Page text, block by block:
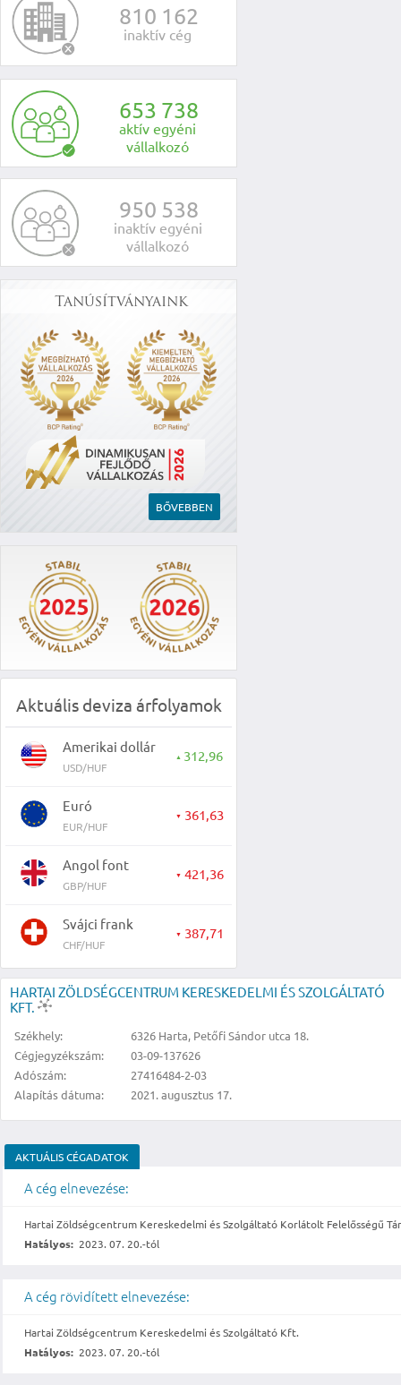
810 162
inaktív cég
653 738
aktív egyéni
vállalkozó
950 538
inaktív egyéni
vállalkozó
Tanúsítványaink
BŐVEBBEN
Aktuális deviza árfolyamok
Amerikai dollár
USD/HUF
▲ 312,96
Euró
EUR/HUF
▼ 361,63
Angol font
GBP/HUF
▼ 421,36
Svájci frank
CHF/HUF
▼ 387,71
HARTAI ZÖLDSÉGCENTRUM KERESKEDELMI ÉS SZOLGÁLTATÓ
KFT.
Székhely:
6326 Harta, Petőfi Sándor utca 18.
Cégjegyzékszám:
03-09-137626
Adószám:
27416484-2-03
Alapítás dátuma:
2021. augusztus 17.
AKTUÁLIS CÉGADATOK
A cég elnevezése:
Hartai Zöldségcentrum Kereskedelmi és Szolgáltató Korlátolt Felelősségű
Hatályos: 2023. 07. 20.-tól
A cég rövidített elnevezése:
Hartai Zöldségcentrum Kereskedelmi és Szolgáltató Kft.
Hatályos: 2023. 07. 20.-tól